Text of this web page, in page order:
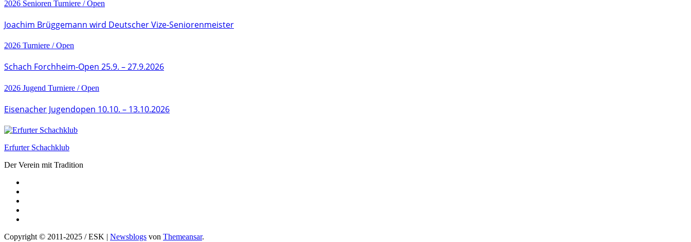
2026 Senioren Turniere / Open
Joachim Brüggemann wird Deutscher Vize-Seniorenmeister
2026 Turniere / Open
Schach Forchheim-Open 25.9. – 27.9.2026
2026 Jugend Turniere / Open
Eisenacher Jugendopen 10.10. – 13.10.2026
Erfurter Schachklub
Der Verein mit Tradition
Copyright © 2011-2025 / ESK | Newsblogs von Themeansar.